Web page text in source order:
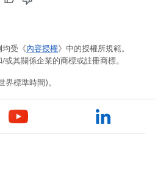
受《內容授權》中的授權所規範。
其關係企業的商標或註冊商標。
標準時間)。